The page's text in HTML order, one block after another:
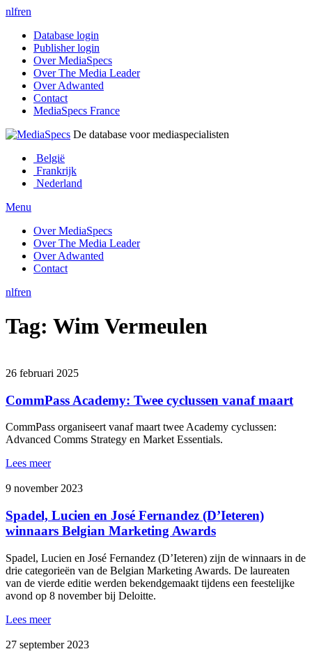
nlfren
Database login
Publisher login
Over MediaSpecs
Over The Media Leader
Over Adwanted
Contact
MediaSpecs France
De database voor mediaspecialisten
België
Frankrijk
Nederland
Menu
Over MediaSpecs
Over The Media Leader
Over Adwanted
Contact
nlfren
Tag: Wim Vermeulen
26 februari 2025
CommPass Academy: Twee cyclussen vanaf maart
CommPass organiseert vanaf maart twee Academy cyclussen:
Advanced Comms Strategy en Market Essentials.
Lees meer
9 november 2023
Spadel, Lucien en José Fernandez (D’Ieteren)
winnaars Belgian Marketing Awards
Spadel, Lucien en José Fernandez (D’Ieteren) zijn de winnaars in de
drie categorieën van de Belgian Marketing Awards. De laureaten
van de vierde editie werden bekendgemaakt tijdens een feestelijke
avond op 8 november bij Deloitte.
Lees meer
27 september 2023